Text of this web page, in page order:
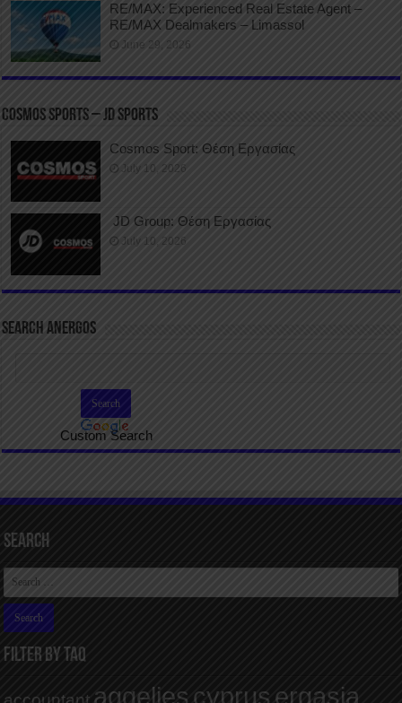
RE/MAX: Experienced Real Estate Agent –
RE/MAX Dealmakers – Limassol
June 29, 2026
COSMOS SPORTS – JD SPORTS
Cosmos Sport: Θέση Εργασίας
July 10, 2026
JD Group: Θέση Εργασίας
July 10, 2026
SEARCH ANERGOS
Custom Search
Search
FILTER BY TAQ
aggelies cyprus ergasia